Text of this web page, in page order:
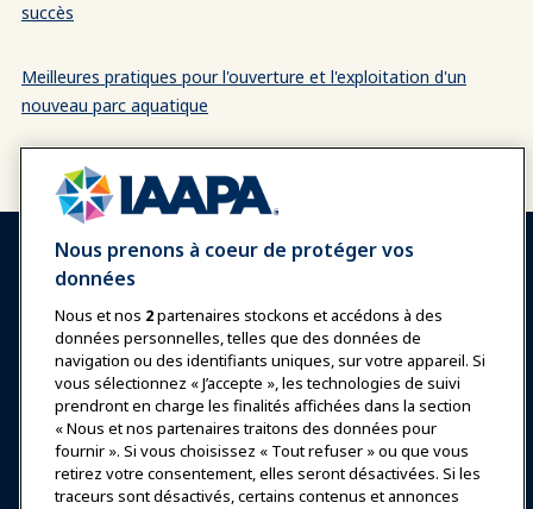
succès
Meilleures pratiques pour l'ouverture et l'exploitation d'un
nouveau parc aquatique
Se connecter Rejoindre maintenant
Récompenses Carrières
Contact
Expositions et Événements
Nouvelles & Funworld
Nous prenons à coeur de protéger vos
données
Nous et nos 2partenaires stockons et accédons à des
données personnelles, telles que des données de
navigation ou des identifiants uniques, sur votre appareil. Si
vous sélectionnez « J’accepte », les technologies de suivi
prendront en charge les finalités affichées dans la section
« Nous et nos partenaires traitons des données pour
fournir ». Si vous choisissez « Tout refuser » ou que vous
retirez votre consentement, elles seront désactivées. Si les
traceurs sont désactivés, certains contenus et annonces